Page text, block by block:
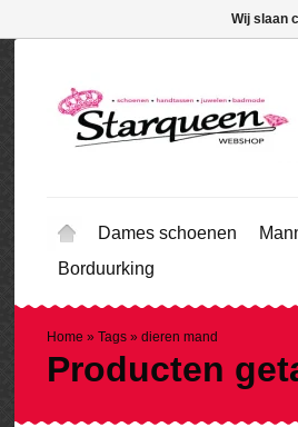
Dames schoenen
Borduurking
Home » Tags » dieren mand
Producten
Wij slaan